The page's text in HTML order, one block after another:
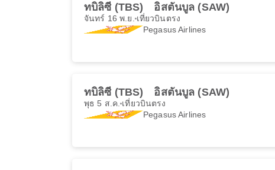
ทบิลิซี (TBS) อิสตันบูล (SAW)
จันทร์ 16 พ.ย. เที่ยวบินตรง
Pegasus Airlines
ทบิลิซี (TBS) อิสตันบูล (SAW)
พุธ 5 ส.ค. เที่ยวบินตรง
Pegasus Airlines